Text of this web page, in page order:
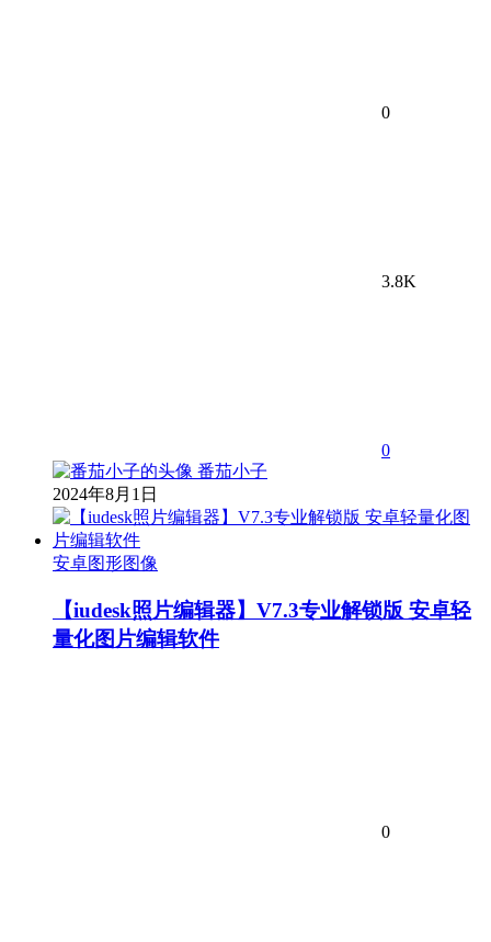
0
3.8K
0
番茄小子
2024年8月1日
安卓图形图像
【iudesk照片编辑器】V7.3专业解锁版 安卓轻
量化图片编辑软件
0